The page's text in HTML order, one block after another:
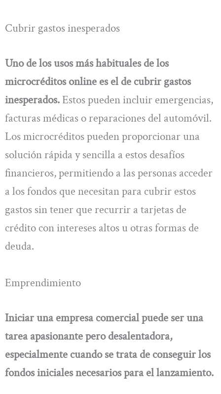
Cubrir gastos inesperados
Uno de los usos más habituales de los
microcréditos online es el de cubrir gastos
inesperados.Estos pueden incluir emergencias,
facturas médicas o reparaciones del automóvil.
Los microcréditos pueden proporcionar una
solución rápida y sencilla a estos desafíos
financieros, permitiendo a las personas acceder
a los fondos que necesitan para cubrir estos
gastos sin tener que recurrir a tarjetas de
crédito con intereses altos u otras formas de
deuda.
Emprendimiento
Iniciar una empresa comercial puede ser una
tarea apasionante pero desalentadora,
especialmente cuando se trata de conseguir los
fondos iniciales necesarios para el lanzamiento.